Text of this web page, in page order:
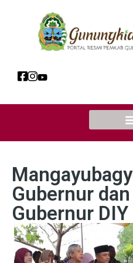
Gubernur dan
Gubernur DIY